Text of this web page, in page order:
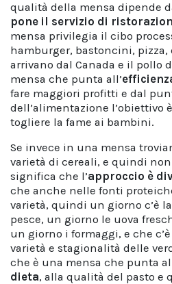
qualità della mensa dipende
pone il servizio di
mensa privilegia il cibo
hamburger, bastoncini, pizza,
arrivano dal Canada e il pollo
mensa che punta all’
fare maggiori profitti e dal
dell’alimentazione l’obiettivo
togliere la fame ai bambini.
Se invece in una mensa
varietà di cereali, e quindi non
significa che l’approccio è
che anche nelle fonti
varietà, quindi un giorno c’è
pesce, un giorno le uova
un giorno i formaggi, e che
varietà e stagionalità delle
che è una mensa che punta
dieta, alla qualità del pasto e